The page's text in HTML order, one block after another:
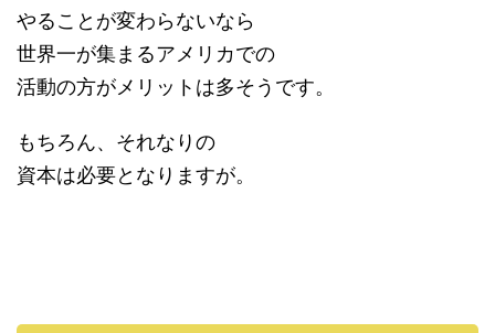
やることが変わらないなら
世界一が集まるアメリカでの
活動の方がメリットは多そうです。
もちろん、それなりの
資本は必要となりますが。